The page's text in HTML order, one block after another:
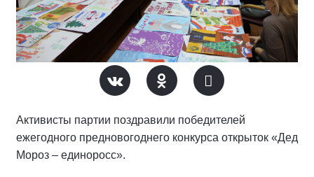
Активисты партии поздравили победителей
ежегодного предновогоднего конкурса открыток «Дед
Мороз – единоросс».